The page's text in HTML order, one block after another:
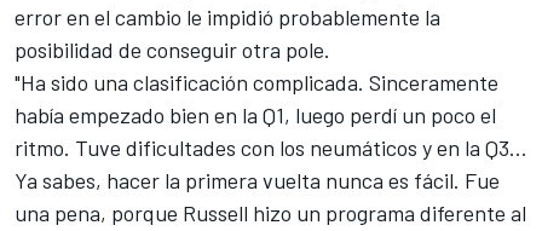
error en el cambio le impidió probablemente la
posibilidad de conseguir otra pole.
"Ha sido una clasificación complicada. Sinceramente
había empezado bien en la Q1, luego perdí un poco el
ritmo. Tuve dificultades con los neumáticos y en la Q3...
Ya sabes, hacer la primera vuelta nunca es fácil. Fue
una pena, porque Russell hizo un programa diferente al